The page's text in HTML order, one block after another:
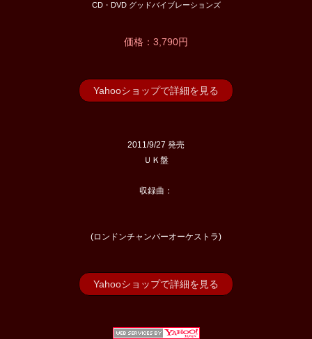
CD・DVD グッドバイブレーションズ
価格：3,790円
Yahooショップで詳細を見る
2011/9/27 発売
ＵＫ盤
収録曲：
(ロンドンチャンバーオーケストラ)
Yahooショップで詳細を見る